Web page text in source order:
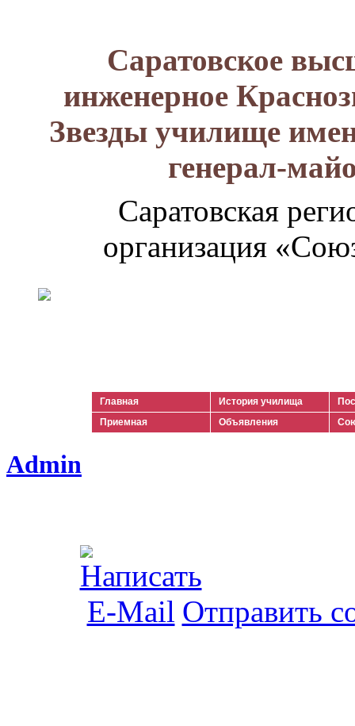
Саратовское
инженерное
Звезды училище
генерал-
Саратовская
организация
Главная История училища
Приемная
Объявления
Admin
Отправить